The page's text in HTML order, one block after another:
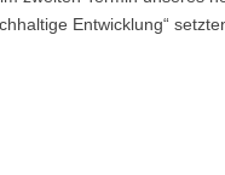
Entwicklung“